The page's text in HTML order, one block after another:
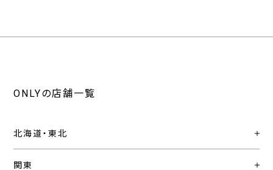
ONLYの店舗一覧
北海道・東北
関東